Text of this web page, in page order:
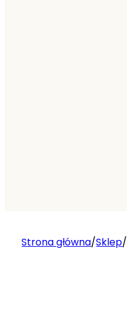
Strona główna/Sklep/